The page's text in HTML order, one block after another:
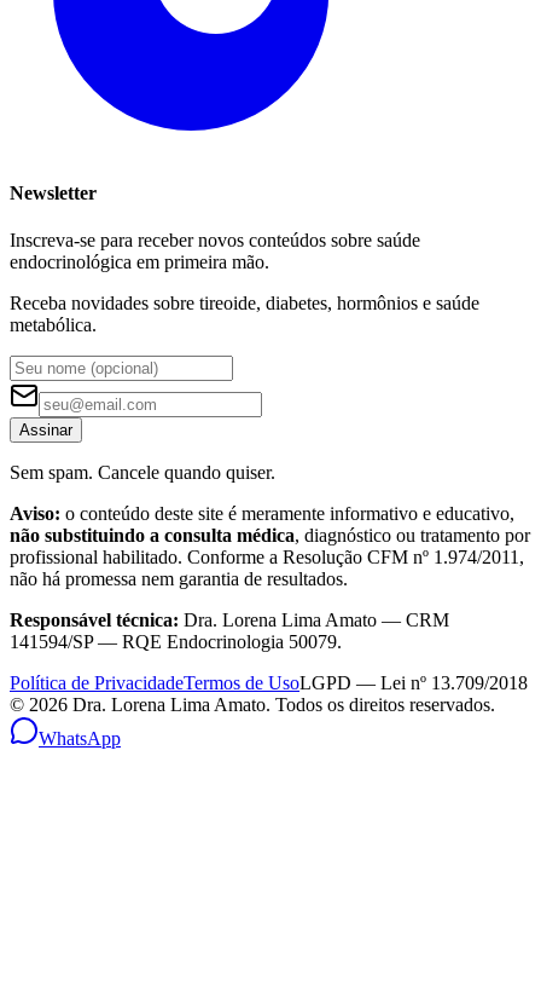
Newsletter
Inscreva-se para receber novos conteúdos sobre saúde
endocrinológica em primeira mão.
Receba novidades sobre tireoide, diabetes, hormônios e saúde
metabólica.
Assinar
Sem spam. Cancele quando quiser.
Aviso: o conteúdo deste site é meramente informativo e educativo,
não substituindo a consulta médica, diagnóstico ou tratamento por
profissional habilitado. Conforme a Resolução CFM nº 1.974/2011,
não há promessa nem garantia de resultados.
Responsável técnica: Dra. Lorena Lima Amato — CRM
141594/SP — RQE Endocrinologia 50079.
Política de PrivacidadeTermos de UsoLGPD — Lei nº 13.709/2018
© 2026 Dra. Lorena Lima Amato. Todos os direitos reservados.
WhatsApp